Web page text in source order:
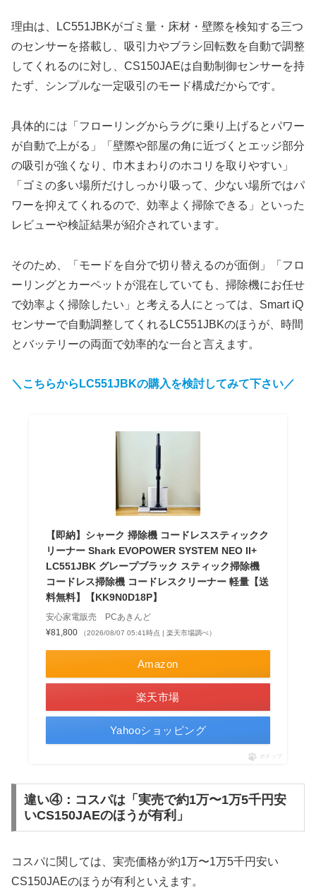
理由は、LC551JBKがゴミ量・床材・壁際を検知する三つ
のセンサーを搭載し、吸引力やブラシ回転数を自動で調整
してくれるのに対し、CS150JAEは自動制御センサーを持
たず、シンプルな一定吸引のモード構成だからです。
具体的には「フローリングからラグに乗り上げるとパワー
が自動で上がる」「壁際や部屋の角に近づくとエッジ部分
の吸引が強くなり、巾木まわりのホコリを取りやすい」
「ゴミの多い場所だけしっかり吸って、少ない場所ではパ
ワーを抑えてくれるので、効率よく掃除できる」といった
レビューや検証結果が紹介されています。
そのため、「モードを自分で切り替えるのが面倒」「フロ
ーリングとカーペットが混在していても、掃除機にお任せ
で効率よく掃除したい」と考える人にとっては、Smart iQ
センサーで自動調整してくれるLC551JBKのほうが、時間
とバッテリーの両面で効率的な一台と言えます。
＼こちらからLC551JBKの購入を検討してみて下さい／
【即納】シャーク 掃除機 コードレススティックク
リーナー Shark EVOPOWER SYSTEM NEO II+
LC551JBK グレープブラック スティック掃除機
コードレス掃除機 コードレスクリーナー 軽量【送
料無料】【KK9N0D18P】
安心家電販売 PCあきんど
¥81,800
（2026/08/07 05:41時点 | 楽天市場調べ）
Amazon
楽天市場
Yahooショッピング
ポチップ
違い④：コスパは「実売で約1万〜1万5千円安
いCS150JAEのほうが有利」
コスパに関しては、実売価格が約1万〜1万5千円安い
CS150JAEのほうが有利といえます。